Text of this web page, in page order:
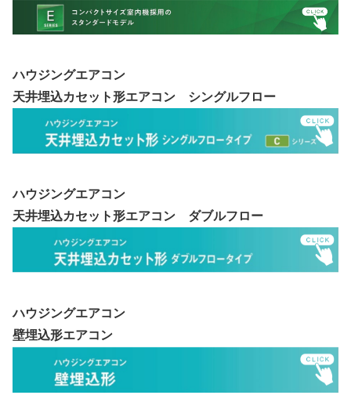
ハウジングエアコン
天井埋込カセット形エアコン シングルフロー
ハウジングエアコン
天井埋込カセット形エアコン ダブルフロー
ハウジングエアコン
壁埋込形エアコン